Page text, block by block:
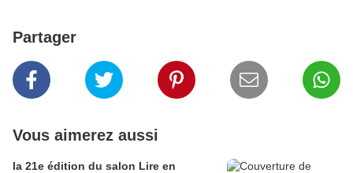
Partager
Vous aimerez aussi
la 21e édition du salon Lire en